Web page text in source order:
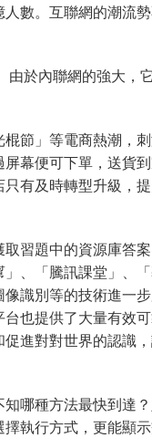
數。互聯網的潮流
於內聯網的強大，它
節」等電商熱潮，
幕便可下單，送貨
有及時轉型升級，
習題中的資源庫答
、「騰訊課堂」、
識別等的技術進一
也提供了大量有效
進對對世界的認識
哪種方法最快到達
執行方式，更能顯示